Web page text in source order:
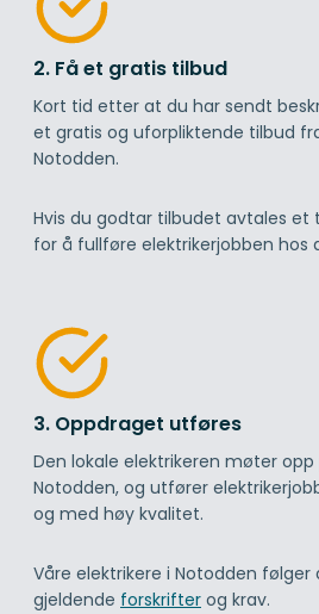
2. Få et gratis tilbud
Kort tid etter at du har sendt
et gratis og uforpliktende tilbud
Notodden.
Hvis du godtar tilbudet avtales et
for å fullføre elektrikerjobben hos
3. Oppdraget utføres
Den lokale elektrikeren møter
Notodden, og utfører
og med høy kvalitet.
Våre elektrikere i Notodden følger
gjeldende forskrifter og krav.